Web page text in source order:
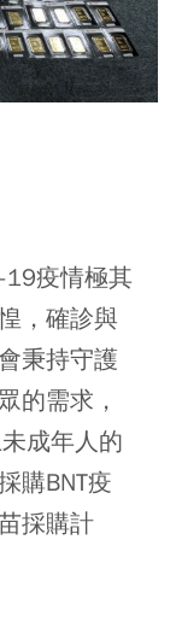
19疫情極其
，確診與
秉持守護
的需求，
成年人的
購BNT疫
採購計